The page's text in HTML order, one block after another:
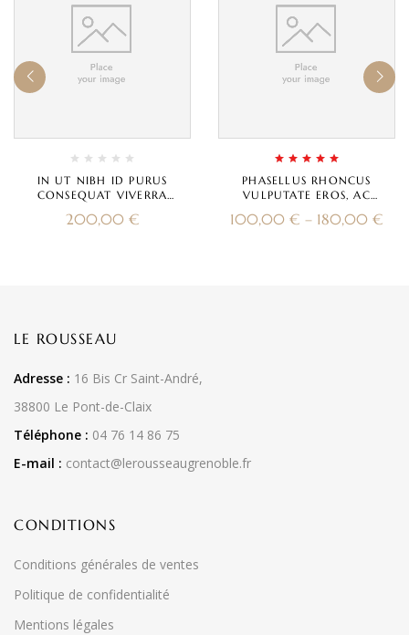
IN UT NIBH ID PURUS
CONSEQUAT VIVERRA
200,00 €
Note 5.00sur
5
PHASELLUS RHONCUS
VULPUTATE EROS, AC
100,00 € – 180,00 €
LE ROUSSEAU
Adresse : 16 Bis Cr Saint-André,
38800 Le Pont-de-Claix
Téléphone : 04 76 14 86 75
E-mail : contact@lerousseaugrenoble.fr
CONDITIONS
Conditions générales de ventes
Politique de confidentialité
Mentions légales